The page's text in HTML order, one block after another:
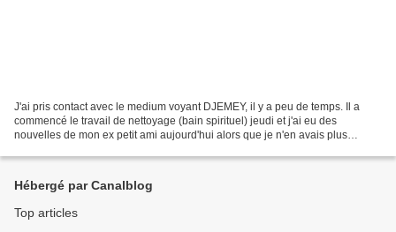
J'ai pris contact avec le medium voyant DJEMEY, il y a peu de temps. Il a
commencé le travail de nettoyage (bain spirituel) jeudi et j'ai eu des
nouvelles de mon ex petit ami aujourd'hui alors que je n'en avais plus
Hébergé par Canalblog
Top articles